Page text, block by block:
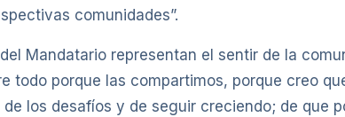
comunidades”.
Mandatario representan el sentir de la
todo porque las compartimos, porque creo
los desafíos y de seguir creciendo; de que